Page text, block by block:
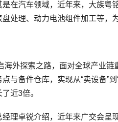
在汽车领域，近年来，大族粤
处理、动力电池组件加工等，
探索之路，面对全球产业链
与备件仓库，实现从“卖设备”
近3倍。
卓锐介绍，近年来广交会呈